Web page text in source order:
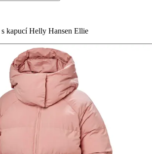
s kapucí Helly Hansen Ellie